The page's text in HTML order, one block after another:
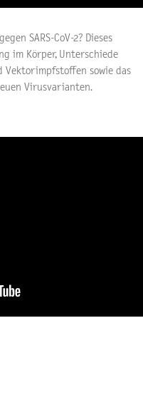
SARS-CoV-2? Dieses
im Körper, Unterschiede
Vektorimpfstoffen sowie das
Virusvarianten.